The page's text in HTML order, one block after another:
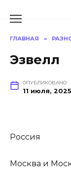
ГЛАВНАЯ »
Эзвелл
ОПУБЛИКОВАНО
11 июля, 2025
Россия
Москва и